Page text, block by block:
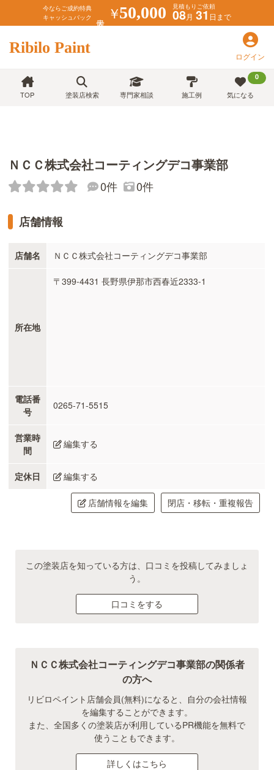
今ならご成約特典
キャッシュバック
￥50,000 見積もりご依頼
08月 31日まで
Ribilo Paint ログイン
TOP 塗装店検索 専門家相談 施工例
0
気になる
ＮＣＣ株式会社コーティングデコ事業部
0件 0件
店舗情報
店舗名 ＮＣＣ株式会社コーティングデコ事業部
所在地
〒399-4431 長野県伊那市西春近2333-1
電話番
号
0265-71-5515
営業時
間
編集する
定休日 編集する
店舗情報を編集 閉店・移転・重複報告
この塗装店を知っている方は、口コミを投稿してみましょ
う。
口コミをする
ＮＣＣ株式会社コーティングデコ事業部の関係者
の方へ
リビロペイント店舗会員(無料)になると、自分の会社情報
を編集することができます。
また、全国多くの塗装店が利用しているPR機能を無料で
使うこともできます。
詳しくはこちら